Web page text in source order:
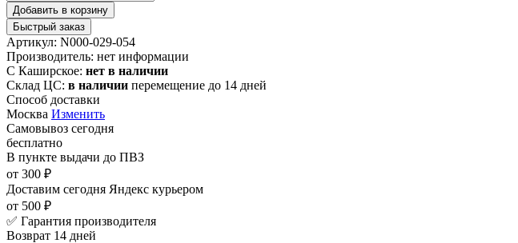
Добавить в корзину
Быстрый заказ
Артикул: N000-029-054
Производитель: нет информации
С Каширское: нет в наличии
Склад ЦС: в наличии перемещение до 14 дней
Способ доставки
Москва Изменить
Самовывоз сегодня
бесплатно
В пункте выдачи до ПВЗ
от 300 ₽
Доставим сегодня Яндекс курьером
от 500 ₽
✅ Гарантия производителя
Возврат 14 дней